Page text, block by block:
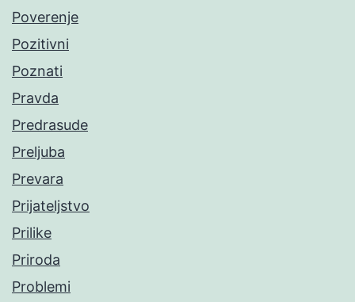
Poverenje
Pozitivni
Poznati
Pravda
Predrasude
Preljuba
Prevara
Prijateljstvo
Prilike
Priroda
Problemi